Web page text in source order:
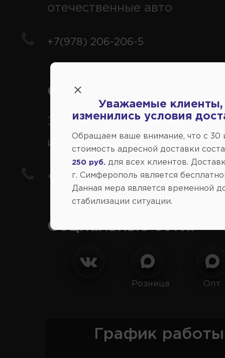
отечественные авто
+7(978) 206-206-5
Справочный центр:
Заказ шин, дисков,
иномарки
+7(978) 206-206-8
Социальные сети:
Розница Опт
График
Уважаемые клиенты,
изменились условия
Обращаем ваше внимание, что c 30
стоимость адресной доставки
250 руб.
для всех клиентов.
г. Симферополь является
Данная мера является временной
стабилизации ситуации.